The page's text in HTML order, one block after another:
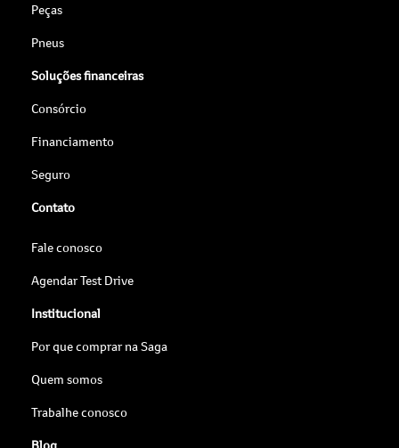
Peças
Pneus
Soluções financeiras
Consórcio
Financiamento
Seguro
Contato
Fale conosco
Agendar Test Drive
Institucional
Por que comprar na Saga
Quem somos
Trabalhe conosco